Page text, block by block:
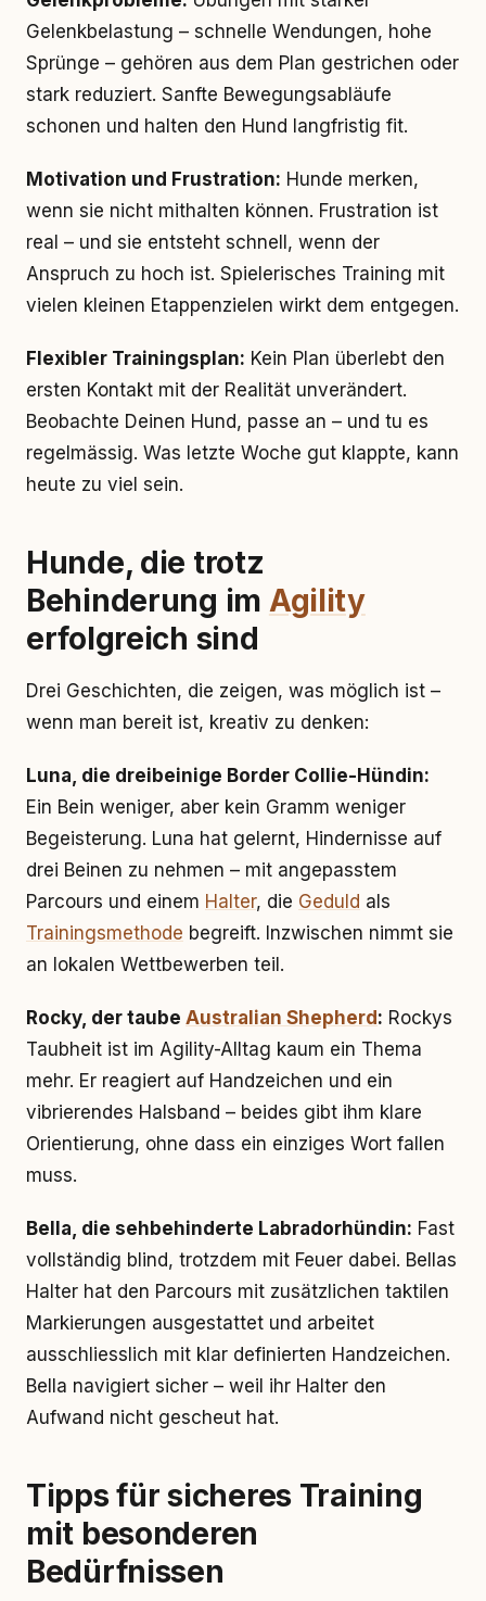
Gelenkbelastung – schnelle Wendungen, hohe
Sprünge – gehören aus dem Plan gestrichen oder
stark reduziert. Sanfte Bewegungsabläufe
schonen und halten den Hund langfristig fit.
Motivation und Frustration: Hunde merken,
wenn sie nicht mithalten können. Frustration ist
real – und sie entsteht schnell, wenn der
Anspruch zu hoch ist. Spielerisches Training mit
vielen kleinen Etappenzielen wirkt dem entgegen.
Flexibler Trainingsplan: Kein Plan überlebt den
ersten Kontakt mit der Realität unverändert.
Beobachte Deinen Hund, passe an – und tu es
regelmässig. Was letzte Woche gut klappte, kann
heute zu viel sein.
Hunde, die trotz
Behinderung im Agility
erfolgreich sind
Drei Geschichten, die zeigen, was möglich ist –
wenn man bereit ist, kreativ zu denken:
Luna, die dreibeinige Border Collie-Hündin:
Ein Bein weniger, aber kein Gramm weniger
Begeisterung. Luna hat gelernt, Hindernisse auf
drei Beinen zu nehmen – mit angepasstem
Parcours und einem Halter, die Geduld als
Trainingsmethode begreift. Inzwischen nimmt sie
an lokalen Wettbewerben teil.
Rocky, der taube Australian Shepherd : Rockys
Taubheit ist im Agility-Alltag kaum ein Thema
mehr. Er reagiert auf Handzeichen und ein
vibrierendes Halsband – beides gibt ihm klare
Orientierung, ohne dass ein einziges Wort fallen
muss.
Bella, die sehbehinderte Labradorhündin: Fast
vollständig blind, trotzdem mit Feuer dabei. Bellas
Halter hat den Parcours mit zusätzlichen taktilen
Markierungen ausgestattet und arbeitet
ausschliesslich mit klar definierten Handzeichen.
Bella navigiert sicher – weil ihr Halter den
Aufwand nicht gescheut hat.
Tipps für sicheres Training
mit besonderen
Bedürfnissen